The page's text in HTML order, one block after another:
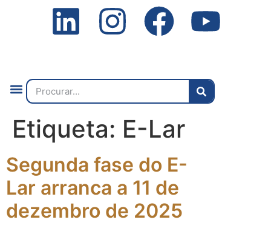
Etiqueta: E-Lar
Segunda fase do E-
Lar arranca a 11 de
dezembro de 2025